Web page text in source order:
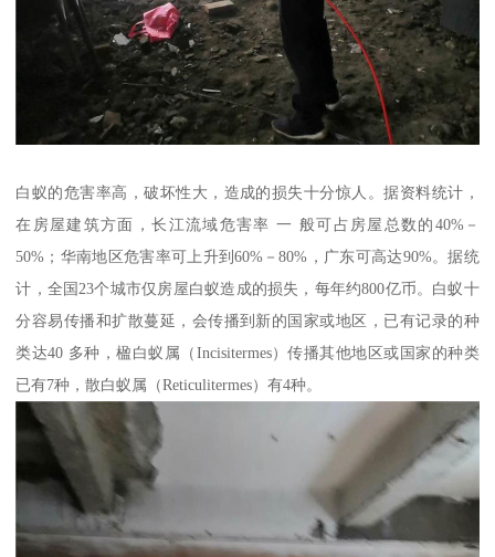
白蚁的危害率高，破坏性大，造成的损失十分惊人。据资料统计，
在房屋建筑方面，长江流域危害率 一 般可占房屋总数的40%－
50%；华南地区危害率可上升到60%－80%，广东可高达90%。据统
计，全国23个城市仅房屋白蚁造成的损失，每年约800亿币。白蚁十
分容易传播和扩散蔓延，会传播到新的国家或地区，已有记录的种
类达40 多种，楹白蚁属（Incisitermes）传播其他地区或国家的种类
已有7种，散白蚁属（Reticulitermes）有4种。